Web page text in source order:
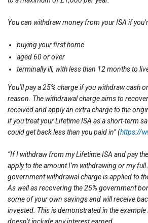
You can withdraw money from your ISA if
buying your first home
aged 60 or over
terminally ill, with less than 12 months to
You’ll pay a 25% charge if you withdraw cash
reason. The withdrawal charge aims to
received and apply an extra charge to the
if you treat your Lifetime ISA as a short-term
could get back less than you paid in” (https://
“If I withdraw from my Lifetime ISA and pay
apply to the amount I’m withdrawing or my full
government withdrawal charge is applied to
As well as recovering the 25% government
some of your own savings and will receive
invested. This is demonstrated in the example
doesn’t include any interest earned.